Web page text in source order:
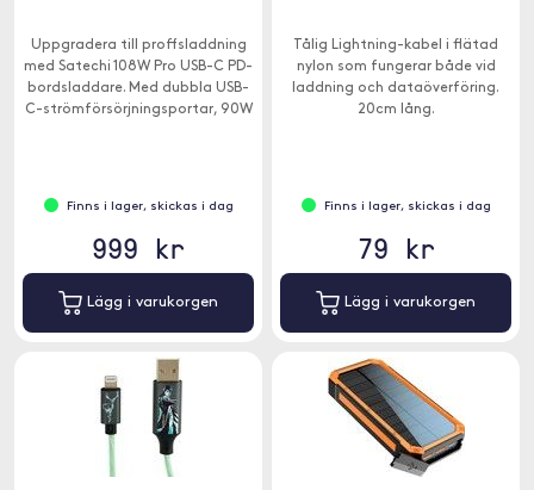
Uppgradera till proffsladdning
med Satechi 108W Pro USB-C PD-
bordsladdare. Med dubbla USB-
C-strömförsörjningsportar, 90W
Finns i lager, skickas i dag
999 kr
Lägg i varukorgen
Tålig Lightning-kabel i flätad
nylon som fungerar både vid
laddning och dataöverföring.
20cm lång.
Finns i lager, skickas i dag
79 kr
Lägg i varukorgen